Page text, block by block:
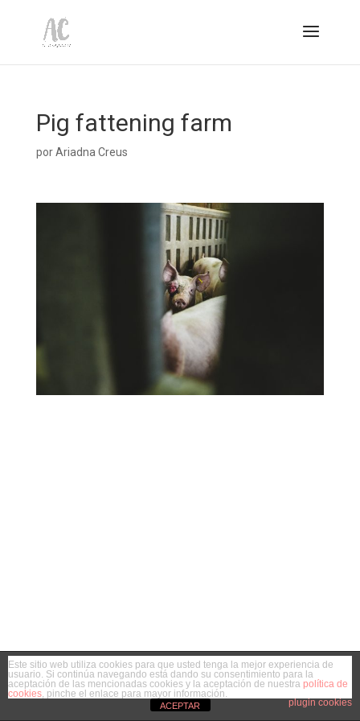
Pig fattening farm
porAriadna Creus
Este sitio web utiliza cookies para que usted tenga la mejor experiencia de
usuario. Si continúa navegando está dando su consentimiento para la
aceptación de las mencionadas cookies y la aceptación de nuestra política de
cookies, pinche el enlace para mayor información.
plugin cookies
ACEPTAR